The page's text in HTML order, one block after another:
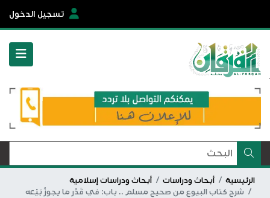
تسجيل الدخول
الرئيسية أبحاث ودراسات
أبحاث ودراسات إسلامية
شرح كتاب البيوع من صحيح مسلم .. باب: في قَدْر ما يجوزُ بَيْعه